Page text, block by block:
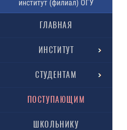
институт (филиал) ОГУ
ГЛАВНАЯ
ИНСТИТУТ
СТУДЕНТАМ
ПОСТУПАЮЩИМ
ШКОЛЬНИКУ